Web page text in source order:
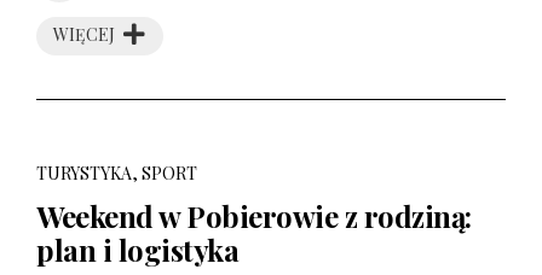
WIĘCEJ
TURYSTYKA, SPORT
Weekend w Pobierowie z rodziną:
plan i logistyka